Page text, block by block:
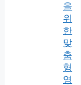
을
위
한
맞
춤
형
영